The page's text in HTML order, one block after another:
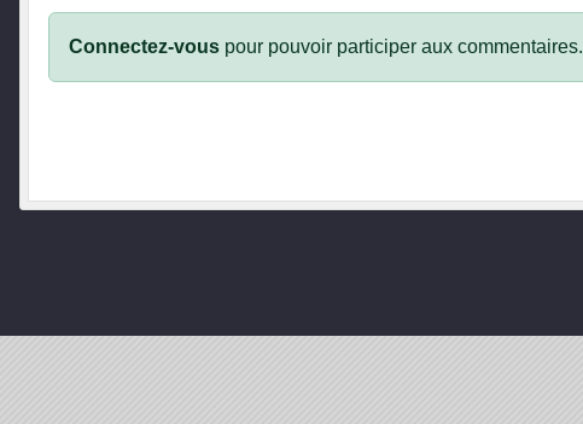
Connectez-vous pour pouvoir participer aux commentaires.